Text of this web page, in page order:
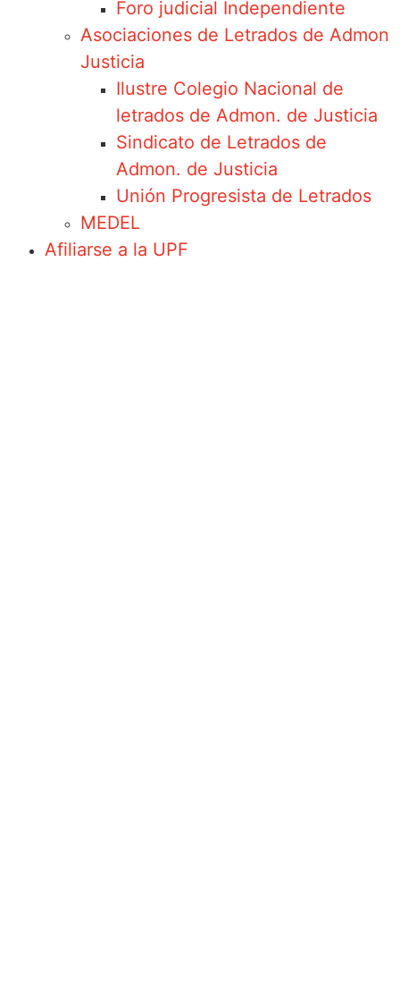
Foro judicial Independiente
Asociaciones de Letrados de Admon
Justicia
Ilustre Colegio Nacional de
letrados de Admon. de Justicia
Sindicato de Letrados de
Admon. de Justicia
Unión Progresista de Letrados
MEDEL
Afiliarse a la UPF